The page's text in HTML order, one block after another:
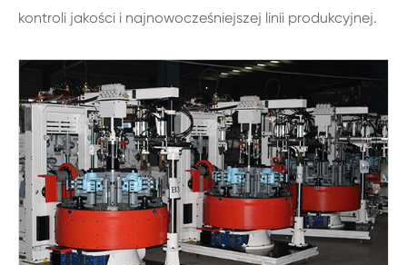
kontroli jakości i najnowocześniejszej linii produkcyjnej.